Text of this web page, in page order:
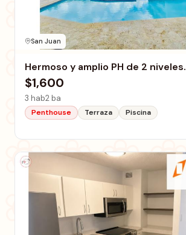
San Juan
Hermoso y amplio PH de 2 niveles.
$1,600
3 hab2 ba
Penthouse Terraza Piscina